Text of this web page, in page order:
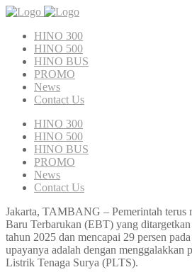
HINO 300
HINO 500
HINO BUS
PROMO
News
Contact Us
HINO 300
HINO 500
HINO BUS
PROMO
News
Contact Us
Jakarta, TAMBANG – Pemerintah terus
Baru Terbarukan (EBT) yang ditargetkan
tahun 2025 dan mencapai 29 persen
upayanya adalah dengan menggalakkan
Listrik Tenaga Surya (PLTS).